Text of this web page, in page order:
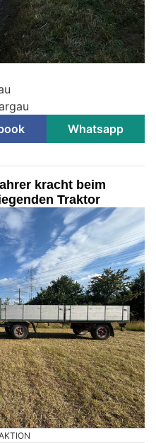
Whatsapp
kracht beim
Traktor